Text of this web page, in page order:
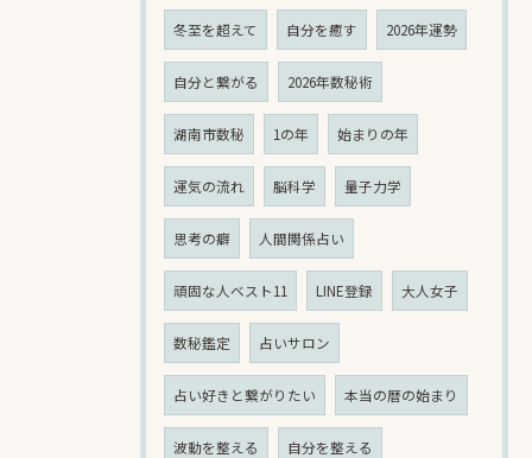
冬至を超えて 自分を癒す 2026年運勢
自分と繋がる 2026年数秘術
湖南市数秘 1の年 始まりの年
運気の流れ 脳科学 量子力学
思考の癖 人間関係占い
頑固な人ベスト11 LINE登録 大人女子
数秘鑑定 占いサロン
占い好きと繋がりたい 本当の暦の始まり
波動を整える 自分を整える